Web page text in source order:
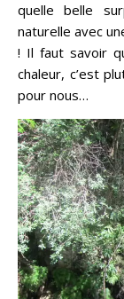
quelle belle
naturelle avec
! Il faut savoir
chaleur, c’est
pour nous…